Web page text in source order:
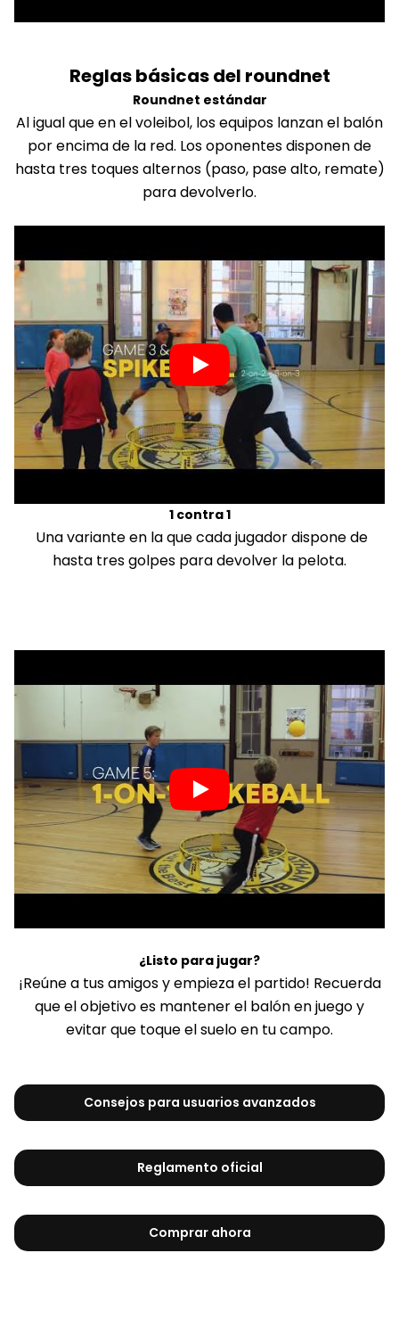
Reglas básicas del roundnet
Roundnet estándar
Al igual que en el voleibol, los equipos lanzan el balón
por encima de la red. Los oponentes disponen de
hasta tres toques alternos (paso, pase alto, remate)
para devolverlo.
1 contra 1
Una variante en la que cada jugador dispone de
hasta tres golpes para devolver la pelota.
¿Listo para jugar?
¡Reúne a tus amigos y empieza el partido! Recuerda
que el objetivo es mantener el balón en juego y
evitar que toque el suelo en tu campo.
Consejos para usuarios avanzados
Reglamento oficial
Comprar ahora